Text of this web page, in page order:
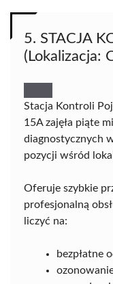
5. STACJA
(Lokalizacja:
Stacja Kontroli
15A zajęła piąte
diagnostycznych
pozycji wśród
Oferuje szybkie
profesjonalną
liczyć na:
bezpłatne